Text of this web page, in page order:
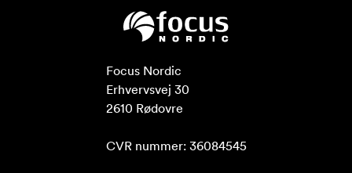
Focus Nordic
Erhvervsvej 30
2610 Rødovre
CVR nummer: 36084545